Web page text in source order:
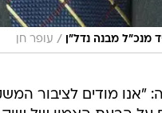
מנכ"ל מבנה נדל"ן / עופר חן
"אנו מודים לציבור